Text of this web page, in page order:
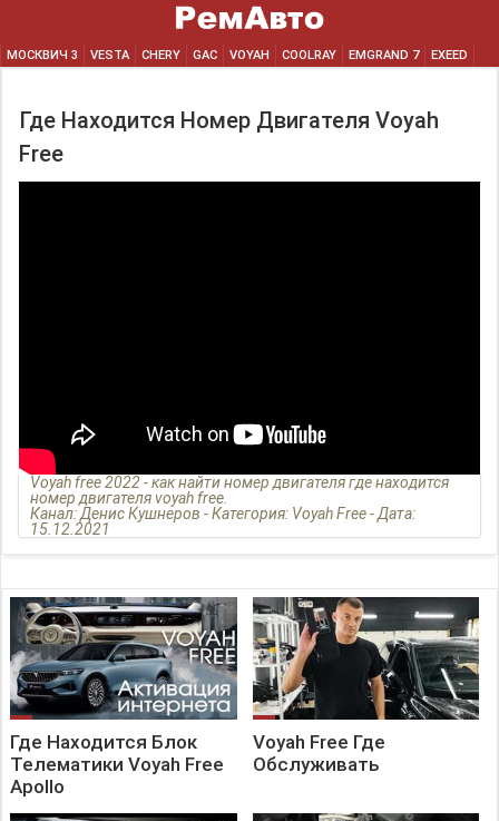
МОСКВИЧ 3 VESTA CHERY GAC VOYAH COOLRAY EMGRAND 7 EXEED
Где Находится Номер Двигателя Voyah
Free
Voyah free 2022 - как найти номер двигателя где находится
номер двигателя voyah free.
Канал: Денис Кушнеров - Категория: Voyah Free - Дата:
15.12.2021
Где Находится Блок
Телематики Voyah Free
Apollo
Voyah Free Где
Обслуживать